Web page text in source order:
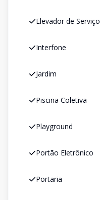
Elevador de Serviço
Interfone
Jardim
Piscina Coletiva
Playground
Portão Eletrônico
Portaria